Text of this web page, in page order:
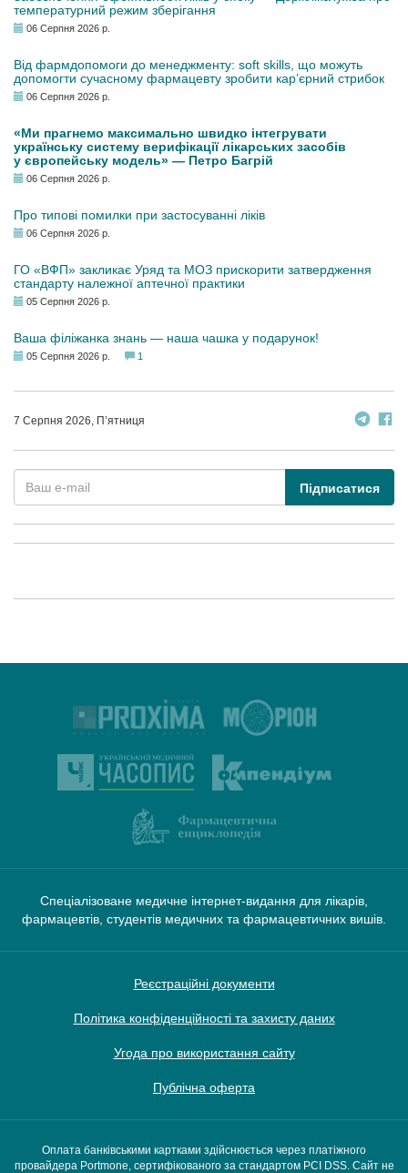
температурний режим зберігання
06 Серпня 2026 р.
Від фармдопомоги до менеджменту: soft skills, що можуть
допомогти сучасному фармацевту зробити кар’єрний стрибок
06 Серпня 2026 р.
«Ми прагнемо максимально швидко інтегрувати
українську систему верифікації лікарських засобів
у європейську модель» — Петро Багрій
06 Серпня 2026 р.
Про типові помилки при застосуванні ліків
06 Серпня 2026 р.
ГО «ВФП» закликає Уряд та МОЗ прискорити затвердження
стандарту належної аптечної практики
05 Серпня 2026 р.
Ваша філіжанка знань — наша чашка у подарунок!
05 Серпня 2026 р. 1
7 Серпня 2026, П’ятниця
Підписатися
Спеціалізоване медичне інтернет-видання для лікарів,
фармацевтів, студентів медичних та фармацевтичних вишів.
Реєстраційні документи
Політика конфіденційності та захисту даних
Угода про використання сайту
Публічна оферта
Оплата банківськими картками здійснюється через платіжного
провайдера Portmone, сертифікованого за стандартом PCI DSS. Сайт не